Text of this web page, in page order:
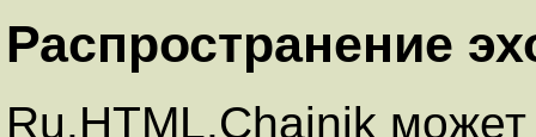
Распространение
Ru.HTML.Chainik